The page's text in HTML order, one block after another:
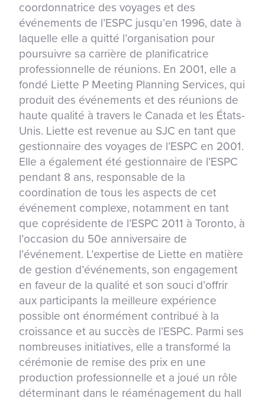
coordonnatrice des voyages et des
événements de l’ESPC jusqu’en 1996, date à
laquelle elle a quitté l’organisation pour
poursuivre sa carrière de planificatrice
professionnelle de réunions. En 2001, elle a
fondé Liette P Meeting Planning Services, qui
produit des événements et des réunions de
haute qualité à travers le Canada et les États-
Unis. Liette est revenue au SJC en tant que
gestionnaire des voyages de l’ESPC en 2001.
Elle a également été gestionnaire de l’ESPC
pendant 8 ans, responsable de la
coordination de tous les aspects de cet
événement complexe, notamment en tant
que coprésidente de l’ESPC 2011 à Toronto, à
l’occasion du 50e anniversaire de
l’événement. L’expertise de Liette en matière
de gestion d’événements, son engagement
en faveur de la qualité et son souci d’offrir
aux participants la meilleure expérience
possible ont énormément contribué à la
croissance et au succès de l’ESPC. Parmi ses
nombreuses initiatives, elle a transformé la
cérémonie de remise des prix en une
production professionnelle et a joué un rôle
déterminant dans le réaménagement du hall